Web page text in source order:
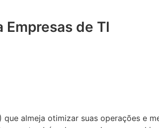
de TI
almeja otimizar suas operações e